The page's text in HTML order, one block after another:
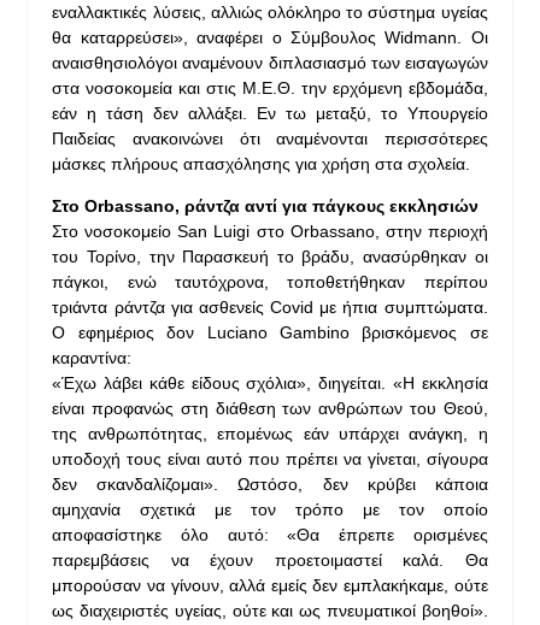
εναλλακτικές λύσεις, αλλιώς ολόκληρο το σύστημα υγείας
θα καταρρεύσει», αναφέρει ο Σύμβουλος Widmann. Οι
αναισθησιολόγοι αναμένουν διπλασιασμό των εισαγωγών
στα νοσοκομεία και στις Μ.Ε.Θ. την ερχόμενη εβδομάδα,
εάν η τάση δεν αλλάξει. Εν τω μεταξύ, το Υπουργείο
Παιδείας ανακοινώνει ότι αναμένονται περισσότερες
μάσκες πλήρους απασχόλησης για χρήση στα σχολεία.
Στο Orbassano, ράντζα αντί για πάγκους εκκλησιών
Στο νοσοκομείο San Luigi στο Orbassano, στην περιοχή
του Τορίνο, την Παρασκευή το βράδυ, ανασύρθηκαν οι
πάγκοι, ενώ ταυτόχρονα, τοποθετήθηκαν περίπου
τριάντα ράντζα για ασθενείς Covid με ήπια συμπτώματα.
Ο εφημέριος δον Luciano Gambino βρισκόμενος σε
καραντίνα:
«Έχω λάβει κάθε είδους σχόλια», διηγείται. «Η εκκλησία
είναι προφανώς στη διάθεση των ανθρώπων του Θεού,
της ανθρωπότητας, επομένως εάν υπάρχει ανάγκη, η
υποδοχή τους είναι αυτό που πρέπει να γίνεται, σίγουρα
δεν σκανδαλίζομαι». Ωστόσο, δεν κρύβει κάποια
αμηχανία σχετικά με τον τρόπο με τον οποίο
αποφασίστηκε όλο αυτό: «Θα έπρεπε ορισμένες
παρεμβάσεις να έχουν προετοιμαστεί καλά. Θα
μπορούσαν να γίνουν, αλλά εμείς δεν εμπλακήκαμε, ούτε
ως διαχειριστές υγείας, ούτε και ως πνευματικοί βοηθοί».